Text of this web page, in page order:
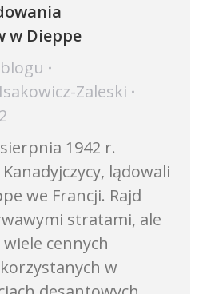
w Dieppe
Zaleski
1942 r.
lądowali
we Francji. Rajd
stratami, ale
cennych
w